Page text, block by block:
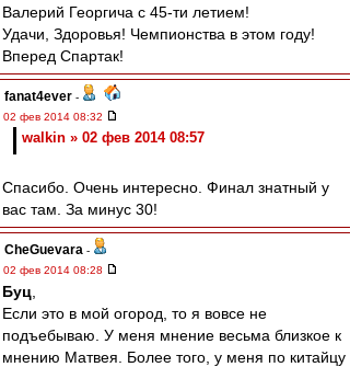
Валерий Георгича с 45-ти летием!
Удачи, Здоровья! Чемпионства в этом году!
Вперед Спартак!
fanat4ever -
02 фев 2014 08:32
walkin » 02 фев 2014 08:57
Спасибо. Очень интересно. Финал знатный у
вас там. За минус 30!
CheGuevara -
02 фев 2014 08:28
Буц
Если это в мой огород, то я вовсе не
подъебываю. У меня мнение весьма близкое к
мнению Матвея. Более того, у меня по китайцу